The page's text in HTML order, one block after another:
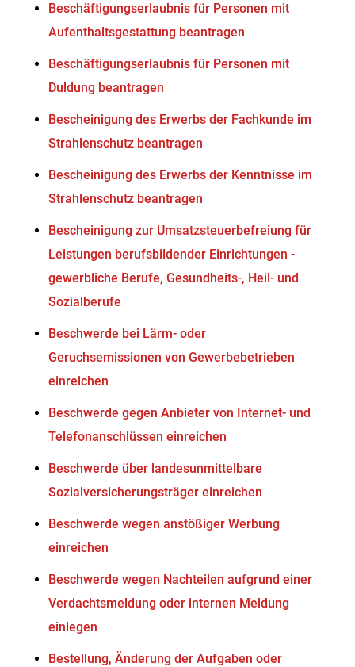
Beschäftigungserlaubnis für Personen mit
Aufenthaltsgestattung beantragen
Beschäftigungserlaubnis für Personen mit
Duldung beantragen
Bescheinigung des Erwerbs der Fachkunde im
Strahlenschutz beantragen
Bescheinigung des Erwerbs der Kenntnisse im
Strahlenschutz beantragen
Bescheinigung zur Umsatzsteuerbefreiung für
Leistungen berufsbildender Einrichtungen -
gewerbliche Berufe, Gesundheits-, Heil- und
Sozialberufe
Beschwerde bei Lärm- oder
Geruchsemissionen von Gewerbebetrieben
einreichen
Beschwerde gegen Anbieter von Internet- und
Telefonanschlüssen einreichen
Beschwerde über landesunmittelbare
Sozialversicherungsträger einreichen
Beschwerde wegen anstößiger Werbung
einreichen
Beschwerde wegen Nachteilen aufgrund einer
Verdachtsmeldung oder internen Meldung
einlegen
Bestellung, Änderung der Aufgaben oder